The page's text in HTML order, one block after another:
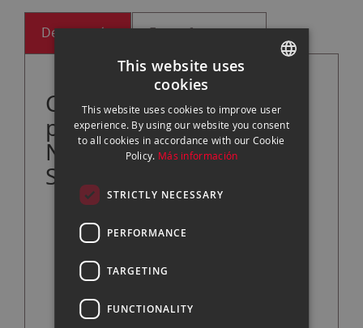
Descripción Especificaciones
Características
principales del foco LED
Nanlite FC-120C RGBW
Spot Light
12850 lux 1m
Rango de temperatura de color:
2700K-6500K
Atenuación 0-100 %
CATALAN
This website uses
cookies
This website uses cookies to improve user
experience. By using our website you consent
to all cookies in accordance with our Cookie
Policy. Más información
STRICTLY NECESSARY
PERFORMANCE
TARGETING
FUNCTIONALITY